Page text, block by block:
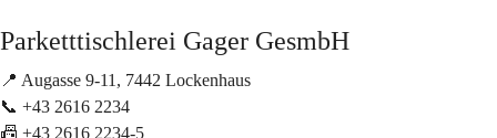
Parketttischlerei Gager GesmbH
📍 Augasse 9-11, 7442 Lockenhaus
📞 +43 2616 2234
📠 +43 2616 2234-5